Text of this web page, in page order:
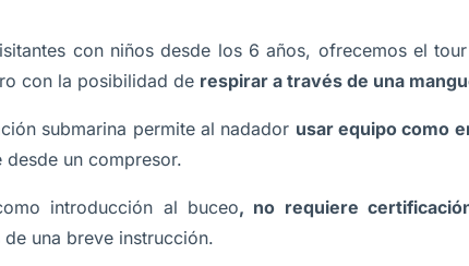
con niños desde los 6 años, ofrecemos el
con la posibilidad de respirar a través de una
submarina permite al nadador usar equipo como
un compresor.
introducción al buceo, no requiere
de una breve instrucción.